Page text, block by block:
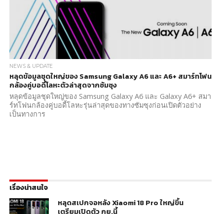
NEWS & UPDATE
หลุดข้อมูลชุดใหญ่ของ Samsung Galaxy A6 และ A6+ สมาร์ทโฟน
กล้องคู่บอดี้โลหะตัวล่าสุดจากซัมซุง
หลุดข้อมูลชุดใหญ่ของ Samsung Galaxy A6 และ Galaxy A6+ สมา
ร์ทโฟนกล้องคู่บอดี้โลหะรุ่นล่าสุดของทางซัมซุงก่อนเปิดตัวอย่าง
เป็นทางการ
เรื่องน่าสนใจ
หลุดสเปกจอหลัง Xiaomi 18 Pro ใหญ่ขึ้น
เตรียมเปิดตัว กย.นี้